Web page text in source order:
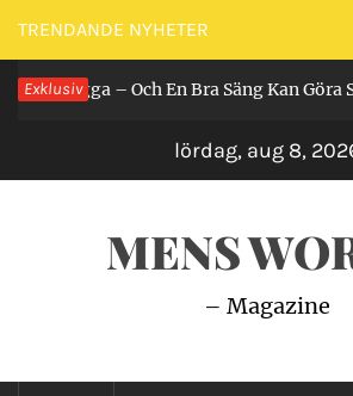
Hoppa
till
innehåll
TRENDANDE NYHETER
Exklusiv
– Och En Bra Säng Kan Göra Skillnad
lördag, aug 8,
MENS
– Magazine